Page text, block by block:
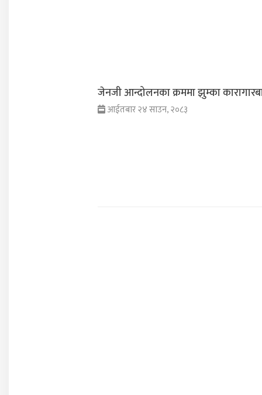
जेनजी आन्दोलनका क्रममा झुम्का
आईतबार २४ साउन, २०८३